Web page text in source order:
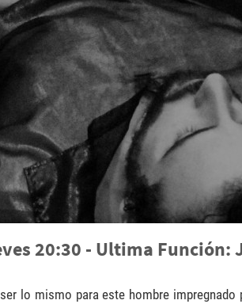
20:30 - Ultima Función:
lo mismo para este hombre